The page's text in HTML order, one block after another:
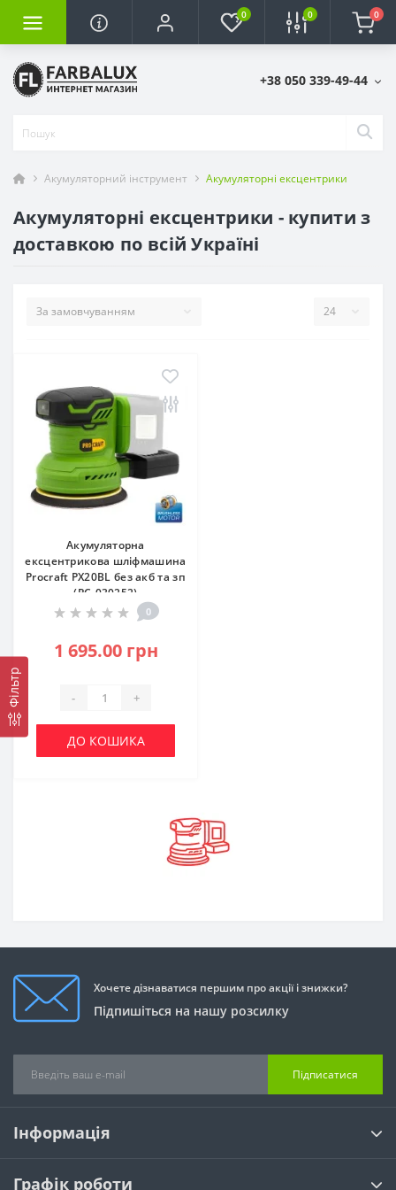
0 0 0
+38 050 339-49-44
Акумуляторний інструмент Акумуляторні ексцентрики
Акумуляторні ексцентрики - купити з
доставкою по всій Україні
Фільтр
Акумуляторна
ексцентрикова шліфмашина
Procraft PX20BL без акб та зп
(PC-030252)
0
1 695.00 грн
- +
ДО КОШИКА
Хочете дізнаватися першим про акції і знижки?
Підпишіться на нашу розсилку
Підписатися
Інформація
Графік роботи